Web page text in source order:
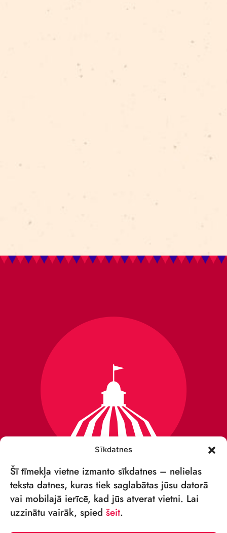
Sīkdatnes
Šī tīmekļa vietne izmanto sīkdatnes – nelielas
teksta datnes, kuras tiek saglabātas jūsu datorā
vai mobilajā ierīcē, kad jūs atverat vietni. Lai
uzzinātu vairāk, spied šeit.
VSIA „RĪGAS CIRKS”
Merķeļa iela 4,